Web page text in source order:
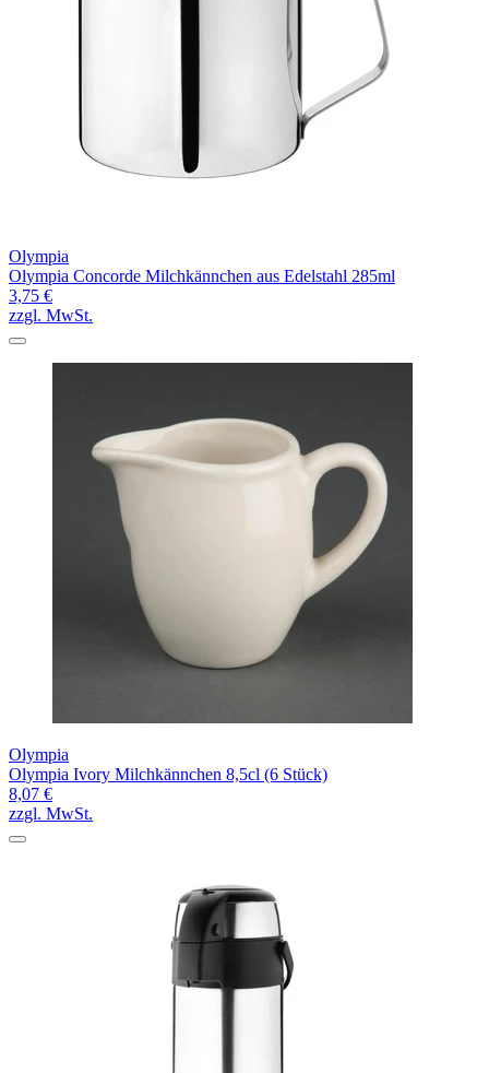
Olympia
Olympia Concorde Milchkännchen aus Edelstahl 285ml
3,75 €
zzgl. MwSt.
Olympia
Olympia Ivory Milchkännchen 8,5cl (6 Stück)
8,07 €
zzgl. MwSt.